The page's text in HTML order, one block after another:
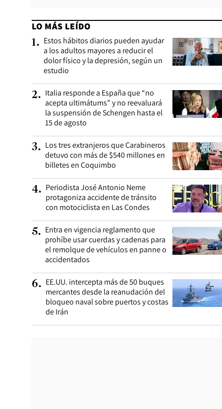
LO MÁS LEÍDO
1. Estos hábitos diarios pueden ayudar
a los adultos mayores a reducir el
dolor físico y la depresión, según un
estudio
2. Italia responde a España que “no
acepta ultimátums” y no reevaluará
la suspensión de Schengen hasta el
15 de agosto
3. Los tres extranjeros que Carabineros
detuvo con más de $540 millones en
billetes en Coquimbo
4. Periodista José Antonio Neme
protagoniza accidente de tránsito
con motociclista en Las Condes
5. Entra en vigencia reglamento que
prohíbe usar cuerdas y cadenas para
el remolque de vehículos en panne o
accidentados
6. EE.UU. intercepta más de 50 buques
mercantes desde la reanudación del
bloqueo naval sobre puertos y costas
de Irán